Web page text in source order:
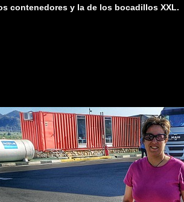
contenedores y la de los bocadillos XXL.